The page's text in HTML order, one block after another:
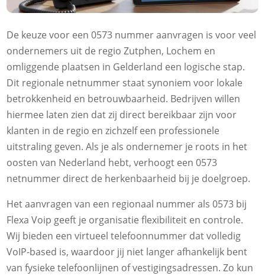
De keuze voor een 0573 nummer aanvragen is voor veel
ondernemers uit de regio Zutphen, Lochem en
omliggende plaatsen in Gelderland een logische stap.
Dit regionale netnummer staat synoniem voor lokale
betrokkenheid en betrouwbaarheid. Bedrijven willen
hiermee laten zien dat zij direct bereikbaar zijn voor
klanten in de regio en zichzelf een professionele
uitstraling geven. Als je als ondernemer je roots in het
oosten van Nederland hebt, verhoogt een 0573
netnummer direct de herkenbaarheid bij je doelgroep.
Het aanvragen van een regionaal nummer als 0573 bij
Flexa Voip geeft je organisatie flexibiliteit en controle.
Wij bieden een virtueel telefoonnummer dat volledig
VoIP-based is, waardoor jij niet langer afhankelijk bent
van fysieke telefoonlijnen of vestigingsadressen. Zo kun